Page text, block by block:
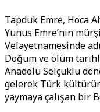
Tapduk Emre, Hoca
Yunus Emre’nin
Velayetnamesinde
Doğum ve ölüm
Anadolu Selçuklu
gelerek Türk
yaymaya çalışan bir